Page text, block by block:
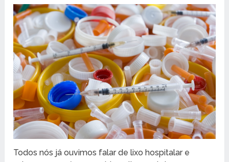
Todos nós já ouvimos falar de lixo hospitalar e